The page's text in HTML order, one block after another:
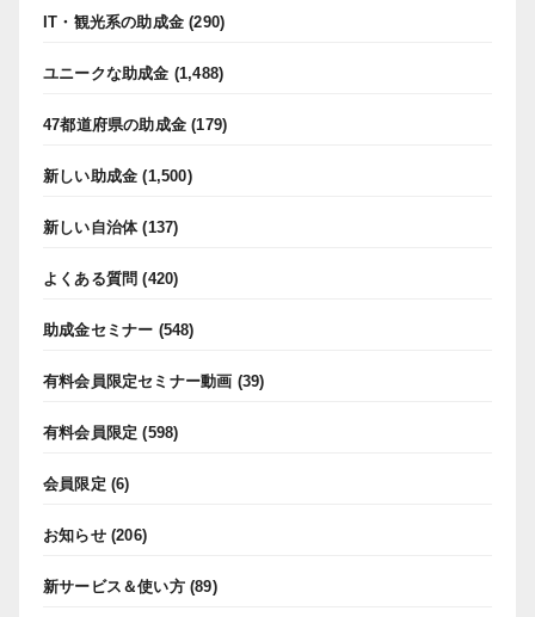
IT・観光系の助成金 (290)
ユニークな助成金 (1,488)
47都道府県の助成金 (179)
新しい助成金 (1,500)
新しい自治体(137)
よくある質問 (420)
助成金セミナー (548)
有料会員限定セミナー動画 (39)
有料会員限定 (598)
会員限定 (6)
お知らせ(206)
新サービス＆使い方(89)